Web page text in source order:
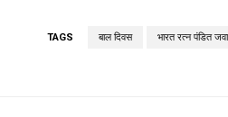
TAGS बाल दिवस भारत रत्न पंडित